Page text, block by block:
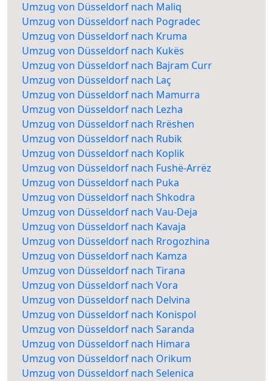
Umzug von Düsseldorf nach Maliq
Umzug von Düsseldorf nach Pogradec
Umzug von Düsseldorf nach Kruma
Umzug von Düsseldorf nach Kukës
Umzug von Düsseldorf nach Bajram Curr
Umzug von Düsseldorf nach Laç
Umzug von Düsseldorf nach Mamurra
Umzug von Düsseldorf nach Lezha
Umzug von Düsseldorf nach Rrëshen
Umzug von Düsseldorf nach Rubik
Umzug von Düsseldorf nach Koplik
Umzug von Düsseldorf nach Fushë-Arrëz
Umzug von Düsseldorf nach Puka
Umzug von Düsseldorf nach Shkodra
Umzug von Düsseldorf nach Vau-Deja
Umzug von Düsseldorf nach Kavaja
Umzug von Düsseldorf nach Rrogozhina
Umzug von Düsseldorf nach Kamza
Umzug von Düsseldorf nach Tirana
Umzug von Düsseldorf nach Vora
Umzug von Düsseldorf nach Delvina
Umzug von Düsseldorf nach Konispol
Umzug von Düsseldorf nach Saranda
Umzug von Düsseldorf nach Himara
Umzug von Düsseldorf nach Orikum
Umzug von Düsseldorf nach Selenica